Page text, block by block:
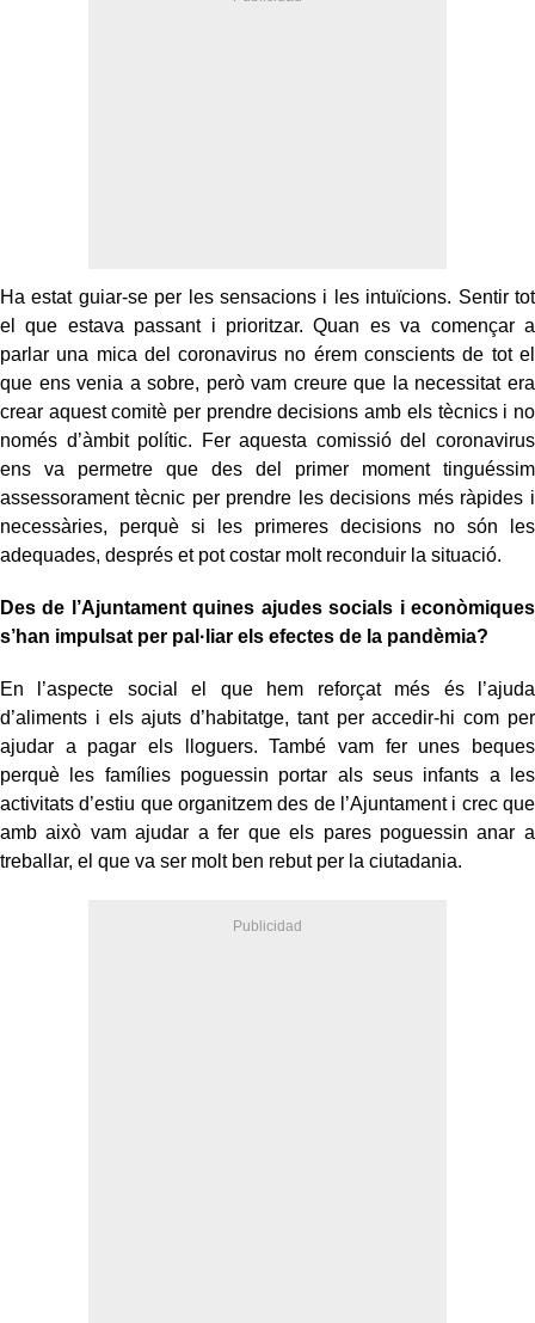
Ha estat guiar-se per les sensacions i les intuïcions. Sentir tot
el que estava passant i prioritzar. Quan es va començar a
parlar una mica del coronavirus no érem conscients de tot el
que ens venia a sobre, però vam creure que la necessitat era
crear aquest comitè per prendre decisions amb els tècnics i no
només d’àmbit polític. Fer aquesta comissió del coronavirus
ens va permetre que des del primer moment tinguéssim
assessorament tècnic per prendre les decisions més ràpides i
necessàries, perquè si les primeres decisions no són les
adequades, després et pot costar molt reconduir la situació.
Des de l’Ajuntament quines ajudes socials i econòmiques
s’han impulsat per pal·liar els efectes de la pandèmia?
En l’aspecte social el que hem reforçat més és l’ajuda
d’aliments i els ajuts d’habitatge, tant per accedir-hi com per
ajudar a pagar els lloguers. També vam fer unes beques
perquè les famílies poguessin portar als seus infants a les
activitats d’estiu que organitzem des de l’Ajuntament i crec que
amb això vam ajudar a fer que els pares poguessin anar a
treballar, el que va ser molt ben rebut per la ciutadania.